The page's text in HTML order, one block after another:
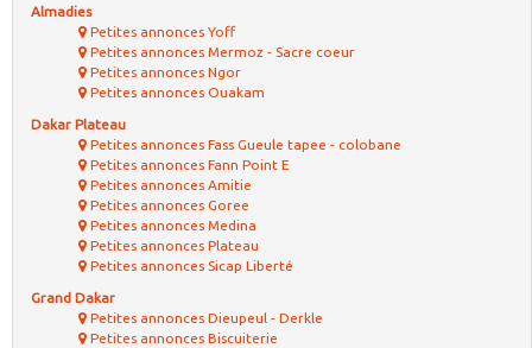
Almadies
Petites annonces Yoff
Petites annonces Mermoz - Sacre coeur
Petites annonces Ngor
Petites annonces Ouakam
Dakar Plateau
Petites annonces Fass Gueule tapee - colobane
Petites annonces Fann Point E
Petites annonces Amitie
Petites annonces Goree
Petites annonces Medina
Petites annonces Plateau
Petites annonces Sicap Liberté
Grand Dakar
Petites annonces Dieupeul - Derkle
Petites annonces Biscuiterie